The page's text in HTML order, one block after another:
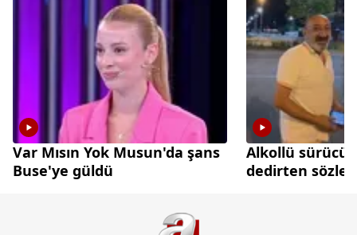
Var Mısın Yok Musun'da şans
Buse'ye güldü
Alkollü
dedirten sözler